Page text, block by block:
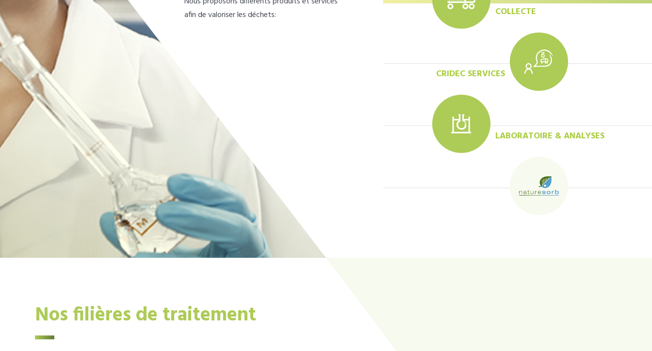
afin de valoriser les déchets:
COLLECTE
CRIDEC SERVICES
LABORATOIRE & ANALYSES
Nos filières de traitement